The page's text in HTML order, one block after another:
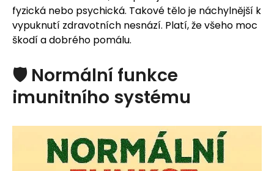
fyzická nebo psychická. Takové tělo je náchylnější k
vypuknutí zdravotních nesnází. Platí, že všeho moc
škodí a dobrého pomálu.
🛡️ Normální funkce
imunitního systému